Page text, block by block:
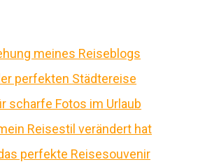
meines Reiseblogs
perfekten Städtereise
scharfe Fotos im Urlaub
Reisestil verändert hat
perfekte Reisesouvenir